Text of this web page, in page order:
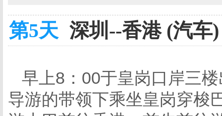
第5天 深圳--香港 (汽车)
早上8：00于皇岗口岸三
导游的带领下乘坐皇岗穿梭